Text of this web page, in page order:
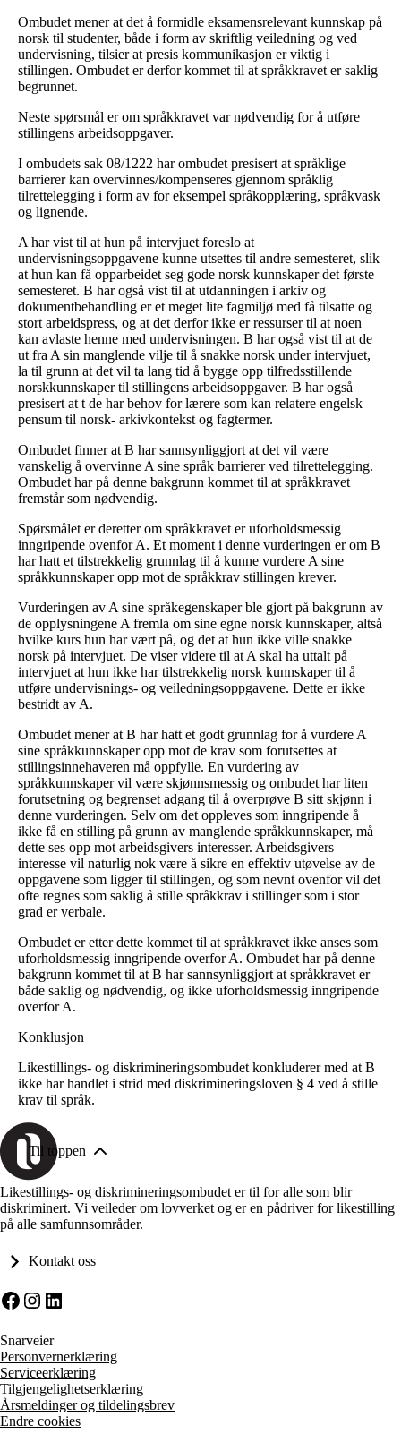
Ombudet mener at det å formidle eksamensrelevant kunnskap på
norsk til studenter, både i form av skriftlig veiledning og ved
undervisning, tilsier at presis kommunikasjon er viktig i
stillingen. Ombudet er derfor kommet til at språkkravet er saklig
begrunnet.
Neste spørsmål er om språkkravet var nødvendig for å utføre
stillingens arbeidsoppgaver.
I ombudets sak 08/1222 har ombudet presisert at språklige
barrierer kan overvinnes/kompenseres gjennom språklig
tilrettelegging i form av for eksempel språkopplæring, språkvask
og lignende.
A har vist til at hun på intervjuet foreslo at
undervisningsoppgavene kunne utsettes til andre semesteret, slik
at hun kan få opparbeidet seg gode norsk kunnskaper det første
semesteret. B har også vist til at utdanningen i arkiv og
dokumentbehandling er et meget lite fagmiljø med få tilsatte og
stort arbeidspress, og at det derfor ikke er ressurser til at noen
kan avlaste henne med undervisningen. B har også vist til at de
ut fra A sin manglende vilje til å snakke norsk under intervjuet,
la til grunn at det vil ta lang tid å bygge opp tilfredsstillende
norskkunnskaper til stillingens arbeidsoppgaver. B har også
presisert at t de har behov for lærere som kan relatere engelsk
pensum til norsk- arkivkontekst og fagtermer.
Ombudet finner at B har sannsynliggjort at det vil være
vanskelig å overvinne A sine språk barrierer ved tilrettelegging.
Ombudet har på denne bakgrunn kommet til at språkkravet
fremstår som nødvendig.
Spørsmålet er deretter om språkkravet er uforholdsmessig
inngripende ovenfor A. Et moment i denne vurderingen er om B
har hatt et tilstrekkelig grunnlag til å kunne vurdere A sine
språkkunnskaper opp mot de språkkrav stillingen krever.
Vurderingen av A sine språkegenskaper ble gjort på bakgrunn av
de opplysningene A fremla om sine egne norsk kunnskaper, altså
hvilke kurs hun har vært på, og det at hun ikke ville snakke
norsk på intervjuet. De viser videre til at A skal ha uttalt på
intervjuet at hun ikke har tilstrekkelig norsk kunnskaper til å
utføre undervisnings- og veiledningsoppgavene. Dette er ikke
bestridt av A.
Ombudet mener at B har hatt et godt grunnlag for å vurdere A
sine språkkunnskaper opp mot de krav som forutsettes at
stillingsinnehaveren må oppfylle. En vurdering av
språkkunnskaper vil være skjønnsmessig og ombudet har liten
forutsetning og begrenset adgang til å overprøve B sitt skjønn i
denne vurderingen. Selv om det oppleves som inngripende å
ikke få en stilling på grunn av manglende språkkunnskaper, må
dette ses opp mot arbeidsgivers interesser. Arbeidsgivers
interesse vil naturlig nok være å sikre en effektiv utøvelse av de
oppgavene som ligger til stillingen, og som nevnt ovenfor vil det
ofte regnes som saklig å stille språkkrav i stillinger som i stor
grad er verbale.
Ombudet er etter dette kommet til at språkkravet ikke anses som
uforholdsmessig inngripende overfor A. Ombudet har på denne
bakgrunn kommet til at B har sannsynliggjort at språkkravet er
både saklig og nødvendig, og ikke uforholdsmessig inngripende
overfor A.
Konklusjon
Likestillings- og diskrimineringsombudet konkluderer med at B
ikke har handlet i strid med diskrimineringsloven § 4 ved å stille
krav til språk.
Til toppen
Likestillings- og diskrimineringsombudet er til for alle som blir
diskriminert. Vi veileder om lovverket og er en pådriver for likestilling
på alle samfunnsområder.
Kontakt oss
Facebook
Instagram
LinkedIn
Snarveier
Personvernerklæring
Serviceerklæring
Tilgjengelighetserklæring
Årsmeldinger og tildelingsbrev
Endre cookies